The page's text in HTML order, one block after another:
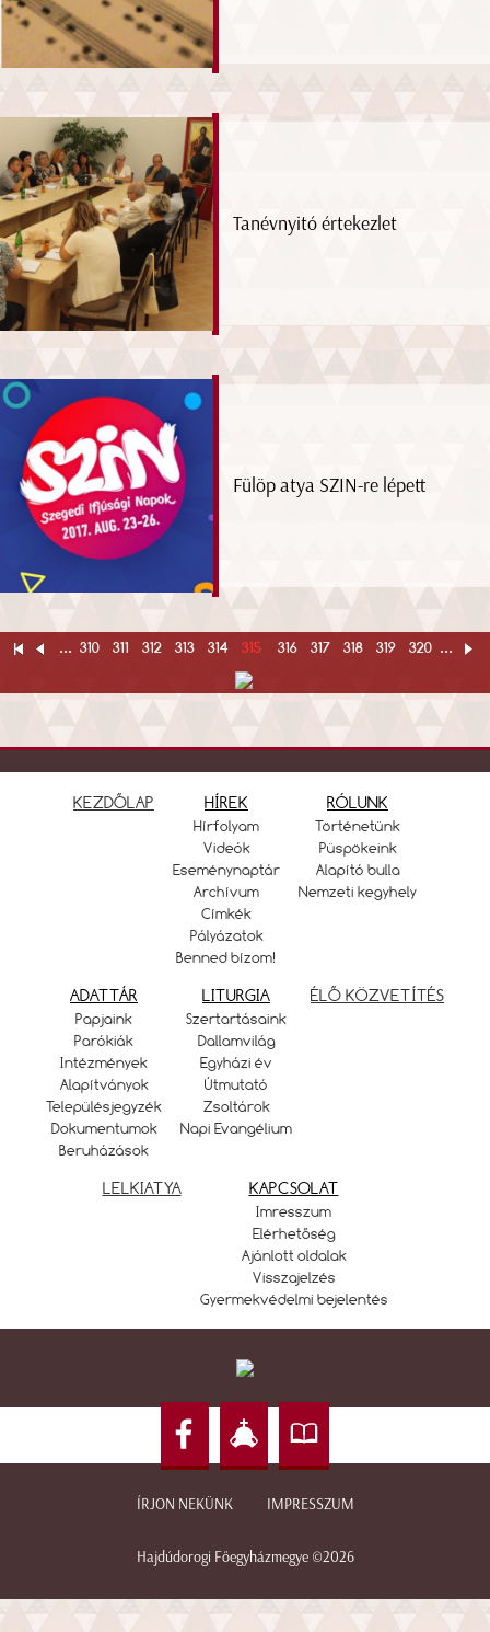
Tanévnyitó értekezlet
Fülöp atya SZIN-re lépett
... 310 311 312 313 314 315 316 317 318 319 320 ...
KEZDŐLAP HÍREK
Hírfolyam
Videók
Eseménynaptár
Archívum
Címkék
Pályázatok
Benned bízom!
RÓLUNK
Történetünk
Püspökeink
Alapító bulla
Nemzeti kegyhely
ADATTÁR
Papjaink
Parókiák
Intézmények
Alapítványok
Településjegyzék
Dokumentumok
Beruházások
LITURGIA
Szertartásaink
Dallamvilág
Egyházi év
Útmutató
Zsoltárok
Napi Evangélium
ÉLŐ KÖZVETÍTÉS
LELKIATYA KAPCSOLAT
Imresszum
Elérhetőség
Ajánlott oldalak
Visszajelzés
Gyermekvédelmi bejelentés
ÍRJON NEKÜNK IMPRESSZUM
Hajdúdorogi Főegyházmegye ©2026